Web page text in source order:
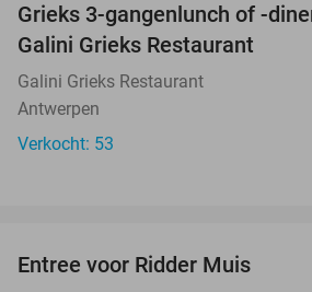
Grieks 3-gangenlunch of -
Galini Grieks Restaurant
Galini Grieks Restaurant
Antwerpen
Verkocht: 53
Entree voor Ridder Muis